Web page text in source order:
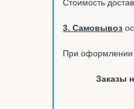
Стоимость
3. Самовывоз
При оформлении
Заказы